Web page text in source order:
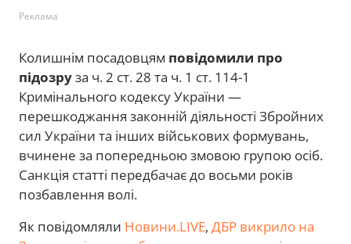
Реклама
Колишнім посадовцям повідомили про
підозруза ч. 2 ст. 28 та ч. 1 ст. 114-1
Кримінального кодексу України —
перешкоджання законній діяльності Збройних
сил України та інших військових формувань,
вчинене за попередньою змовою групою осіб.
Санкція статті передбачає до восьми років
позбавлення волі.
Як повідомляли Новини.LIVE, ДБР викрило на